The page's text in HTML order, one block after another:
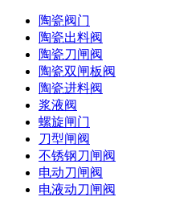
陶瓷阀门
陶瓷出料阀
陶瓷刀闸阀
陶瓷双闸板阀
陶瓷进料阀
浆液阀
螺旋闸门
刀型闸阀
不锈钢刀闸阀
电动刀闸阀
电液动刀闸阀